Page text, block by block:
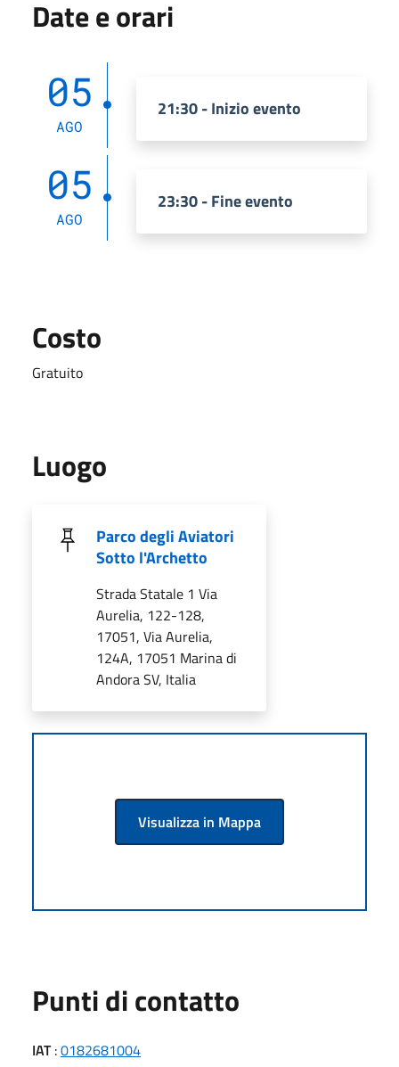
Date e orari
05
AGO
21:30 - Inizio evento
05
AGO
23:30 - Fine evento
Costo
Gratuito
Luogo
Parco degli Aviatori
Sotto l'Archetto
Strada Statale 1 Via
Aurelia, 122-128,
17051, Via Aurelia,
124A, 17051 Marina di
Andora SV, Italia
Visualizza in Mappa
Punti di contatto
IAT:0182681004